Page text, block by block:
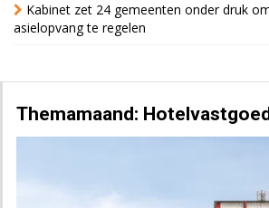
Kabinet zet 24 gemeenten onder druk
asielopvang te regelen
Themamaand: